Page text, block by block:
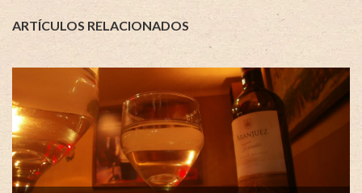
ARTÍCULOS RELACIONADOS